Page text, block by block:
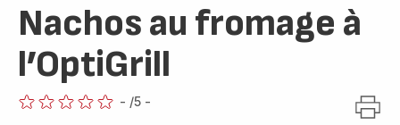
Nachos au fromage à
l’OptiGrill
- /5 -